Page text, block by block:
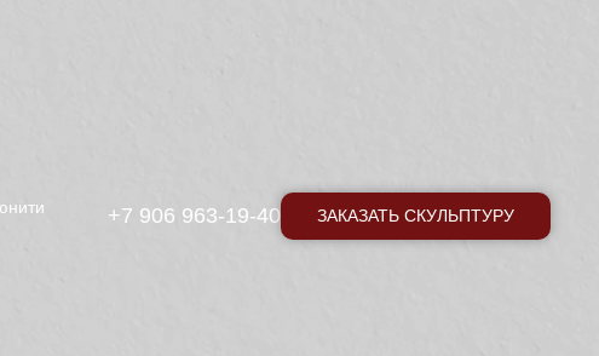
+7 906 963-19-40 ЗАКАЗАТЬ СКУЛЬПТУРУ